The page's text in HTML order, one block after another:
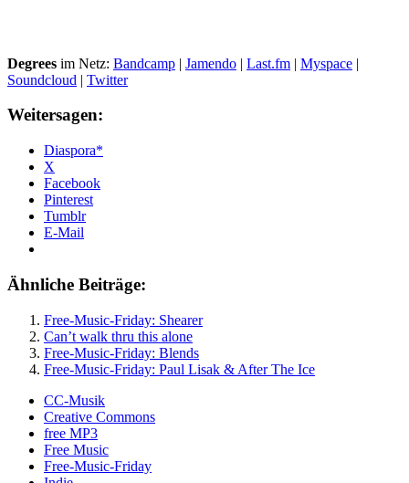
Degrees im Netz: Bandcamp | Jamendo | Last.fm | Myspace |
Soundcloud | Twitter
Weitersagen:
Diaspora*
X
Facebook
Pinterest
Tumblr
E-Mail
Ähnliche Beiträge:
Free-Music-Friday: Shearer
Can’t walk thru this alone
Free-Music-Friday: Blends
Free-Music-Friday: Paul Lisak & After The Ice
CC-Musik
Creative Commons
free MP3
Free Music
Free-Music-Friday